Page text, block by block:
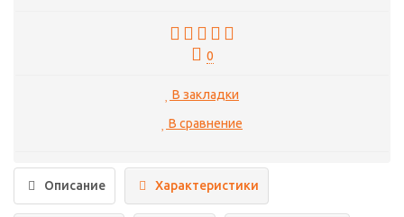
0
В закладки
В сравнение
Описание Характеристики